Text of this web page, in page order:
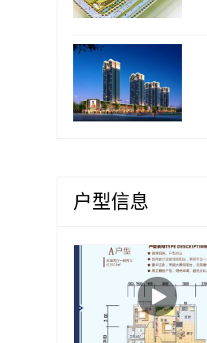
户型信息